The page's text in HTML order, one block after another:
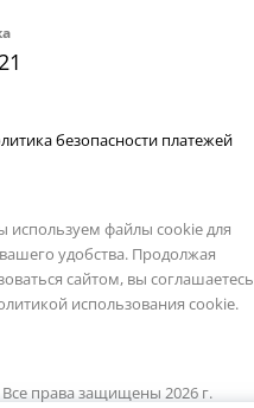
безопасности платежей
используем файлы cookie для
вашего удобства. Продолжая
сайтом, вы соглашаетесь
использования cookie.
Все права защищены 2026 г.